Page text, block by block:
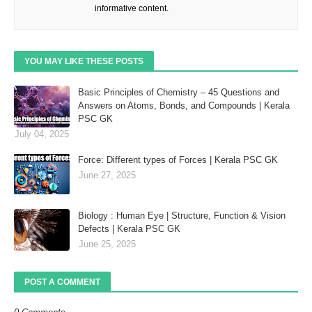
informative content.
YOU MAY LIKE THESE POSTS
Basic Principles of Chemistry – 45 Questions and
Answers on Atoms, Bonds, and Compounds | Kerala
PSC GK
July 04, 2025
Force: Different types of Forces | Kerala PSC GK
June 27, 2025
Biology : Human Eye | Structure, Function & Vision
Defects | Kerala PSC GK
June 25, 2025
POST A COMMENT